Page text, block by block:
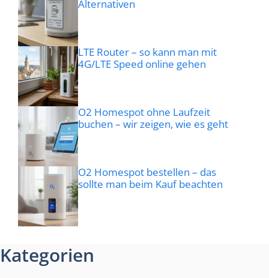
Alternativen
LTE Router – so kann man mit
4G/LTE Speed online gehen
O2 Homespot ohne Laufzeit
buchen – wir zeigen, wie es geht
O2 Homespot bestellen – das
sollte man beim Kauf beachten
Kategorien